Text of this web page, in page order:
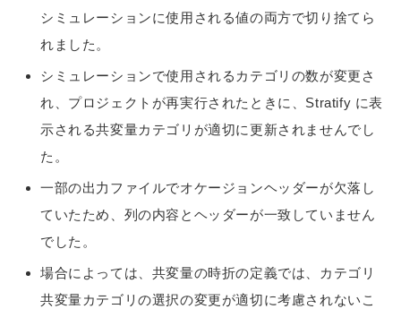
シミュレーションに使用される値の両方で切り捨てら
れました。
シミュレーションで使用されるカテゴリの数が変更さ
れ、プロジェクトが再実行されたときに、Stratify に表
示される共変量カテゴリが適切に更新されませんでし
た。
一部の出力ファイルでオケージョンヘッダーが欠落し
ていたため、列の内容とヘッダーが一致していません
でした。
場合によっては、共変量の時折の定義では、カテゴリ
共変量カテゴリの選択の変更が適切に考慮されないこ